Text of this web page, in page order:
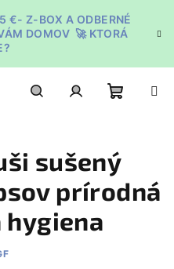
€- Z-BOX A ODBERNÉ
DOMOV 🚀 KTORÁ
košík
sušený
prírodná